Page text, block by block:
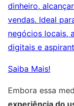
dinheiro,
vendas. Ideal
negócios locais,
digitais e
Saiba Mais!
Embora essa
experiência do